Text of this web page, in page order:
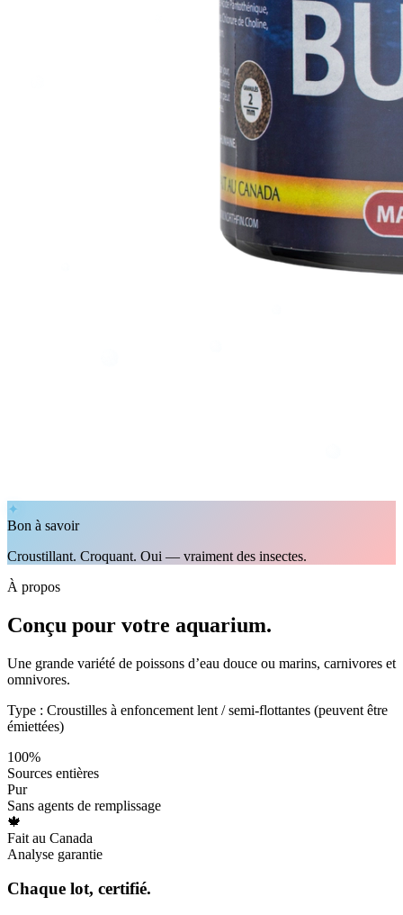
✦
Bon à savoir
Croustillant. Croquant. Oui — vraiment des insectes.
À propos
Conçu pour votre aquarium.
Une grande variété de poissons d’eau douce ou marins, carnivores et
omnivores.
Type : Croustilles à enfoncement lent / semi-flottantes (peuvent être
émiettées)
100%
Sources entières
Pur
Sans agents de remplissage
🍁
Fait au Canada
Analyse garantie
Chaque lot, certifié.